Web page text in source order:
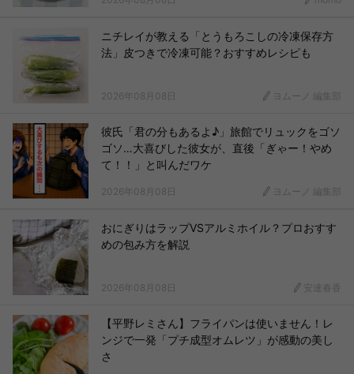
ニチレイが教える「とうもろこしの冷凍保存方
法」皮つきで冷凍可能？おすすめレシピも
2026年08月08日 ヨムーノ 編集部
彼氏「君の分もあるよ♪」旅館でリュックをゴソ
ゴソ…大喜びした彼女が、直後「ぎゃー！やめ
て！！」と叫んだワケ
2026年08月08日 ヨムーノ 編集部
おにぎりはラップVSアルミホイル？プロおすす
めの包み方を解説
2026年08月08日 安達春香
【平野レミさん】フライパンは使いません！レ
ンジで一発「プチ成型オムレツ」が感動の美し
さ